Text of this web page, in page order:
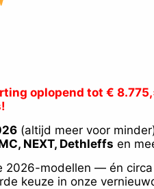
oplopend tot €
(altijd meer voor
NEXT, Dethleffs en
2026-modellen — én
keuze in onze